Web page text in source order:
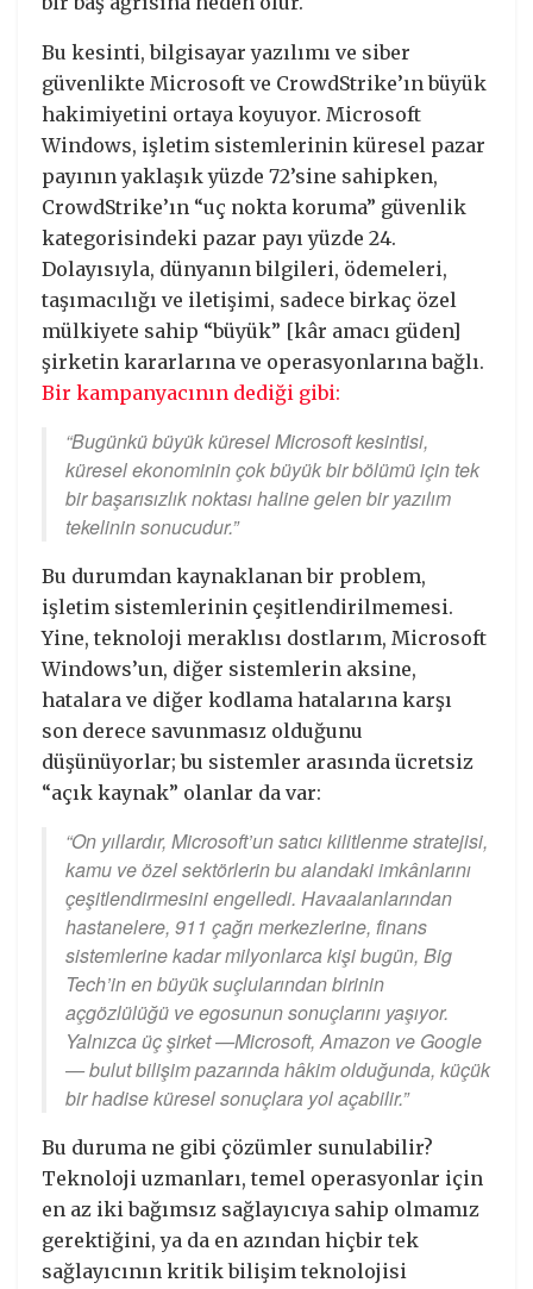
Bu kesinti, bilgisayar yazılımı ve siber
güvenlikte Microsoft ve CrowdStrike’ın büyük
hakimiyetini ortaya koyuyor. Microsoft
Windows, işletim sistemlerinin küresel pazar
payının yaklaşık yüzde 72’sine sahipken,
CrowdStrike’ın “uç nokta koruma” güvenlik
kategorisindeki pazar payı yüzde 24.
Dolayısıyla, dünyanın bilgileri, ödemeleri,
taşımacılığı ve iletişimi, sadece birkaç özel
mülkiyete sahip “büyük” [kâr amacı güden]
şirketin kararlarına ve operasyonlarına bağlı.
Bir kampanyacının dediği gibi:
“Bugünkü büyük küresel Microsoft kesintisi,
küresel ekonominin çok büyük bir bölümü için tek
bir başarısızlık noktası haline gelen bir yazılım
tekelinin sonucudur.”
Bu durumdan kaynaklanan bir problem,
işletim sistemlerinin çeşitlendirilmemesi.
Yine, teknoloji meraklısı dostlarım, Microsoft
Windows’un, diğer sistemlerin aksine,
hatalara ve diğer kodlama hatalarına karşı
son derece savunmasız olduğunu
düşünüyorlar; bu sistemler arasında ücretsiz
“açık kaynak” olanlar da var:
“On yıllardır, Microsoft’un satıcı kilitlenme stratejisi,
kamu ve özel sektörlerin bu alandaki imkânlarını
çeşitlendirmesini engelledi. Havaalanlarından
hastanelere, 911 çağrı merkezlerine, finans
sistemlerine kadar milyonlarca kişi bugün, Big
Tech’in en büyük suçlularından birinin
açgözlülüğü ve egosunun sonuçlarını yaşıyor.
Yalnızca üç şirket —Microsoft, Amazon ve Google
— bulut bilişim pazarında hâkim olduğunda, küçük
bir hadise küresel sonuçlara yol açabilir.”
Bu duruma ne gibi çözümler sunulabilir?
Teknoloji uzmanları, temel operasyonlar için
en az iki bağımsız sağlayıcıya sahip olmamız
gerektiğini, ya da en azından hiçbir tek
sağlayıcının kritik bilişim teknolojisi